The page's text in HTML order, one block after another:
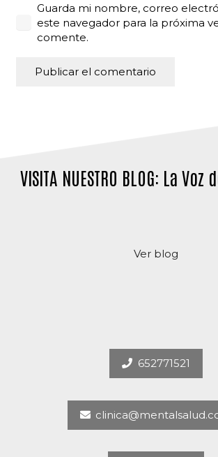
Guarda mi nombre, correo
este navegador para la próxima
comente.
Publicar el comentario
VISITA NUESTRO BLOG: La
Ver blog
652771521